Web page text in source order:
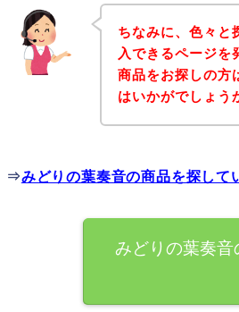
ちなみに、色々と
入できるページを
商品をお探しの方
はいかがでしょう
⇒みどりの葉奏音の商品を探して
みどりの葉奏音